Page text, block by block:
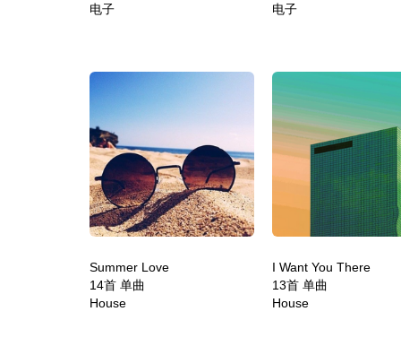
电子
电子
Summer Love
14首 单曲
House
I Want You There
13首 单曲
House